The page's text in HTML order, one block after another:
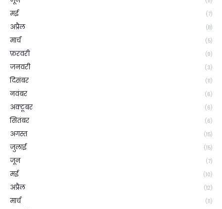
मई (7)
अप्रैल (8)
मार्च (5)
फ़रवरी (9)
जनवरी (3)
दिसंबर (11)
नवंबर (6)
अक्टूबर (6)
सितंबर (6)
अगस्त (15)
जुलाई (15)
जून (7)
मई (10)
अप्रैल (12)
मार्च (11)